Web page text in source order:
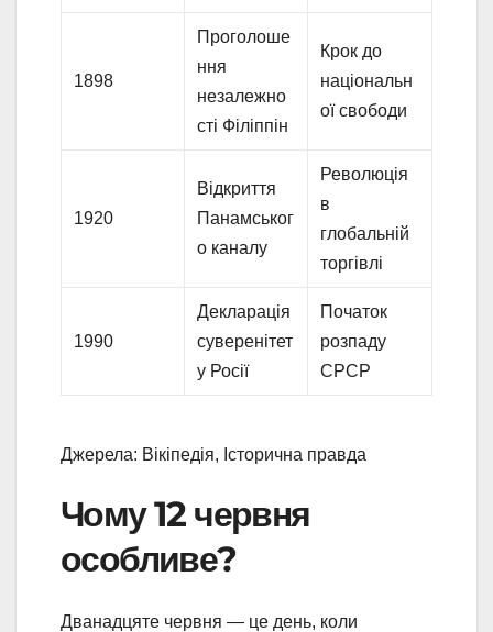
1898
Проголоше
ння
незалежно
сті Філіппін
Крок до
національн
ої свободи
1920
Відкриття
Панамськог
о каналу
Революція
в
глобальній
торгівлі
1990
Декларація
суверенітет
у Росії
Початок
розпаду
СРСР
Джерела: Вікіпедія, Історична правда
Чому 12 червня
особливе?
Дванадцяте червня — це день, коли